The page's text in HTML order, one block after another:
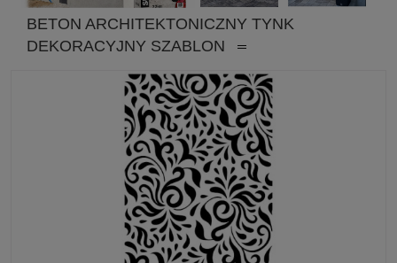
BETON ARCHITEKTONICZNY TYNK
DEKORACYJNY SZABLON